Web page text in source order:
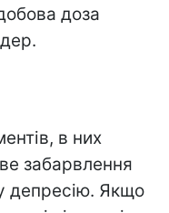
доза
в них
забарвлення
депресію. Якщо